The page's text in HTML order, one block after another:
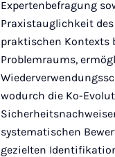
Expertenbefragung
Praxistauglichkeit
praktischen Kontexts
Problemraums,
wodurch die Ko-
systematischen
gezielten